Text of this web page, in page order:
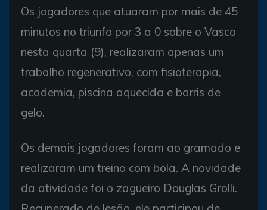
Os jogadores que atuaram por mais de 45
minutos no triunfo por 3 a 0 sobre o Vasco
nesta quarta (9), realizaram apenas um
trabalho regenerativo, com fisioterapia,
academia, piscina aquecida e barris de
gelo.
Os demais jogadores foram ao gramado e
realizaram um treino com bola. A novidade
da atividade foi o zagueiro Douglas Grolli.